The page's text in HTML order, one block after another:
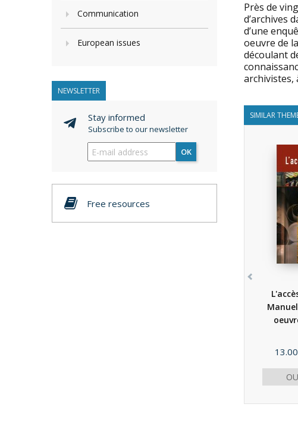
Communication
European issues
NEWSLETTER
Stay informed
Subscribe to our newsletter
OK
Free resources
Près de
d’archives
d’une
oeuvre de
découlant
archivistes,
SIMILAR
Price